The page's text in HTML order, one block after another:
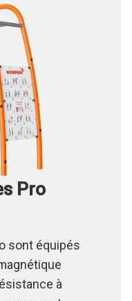
Pro
sont équipés
à